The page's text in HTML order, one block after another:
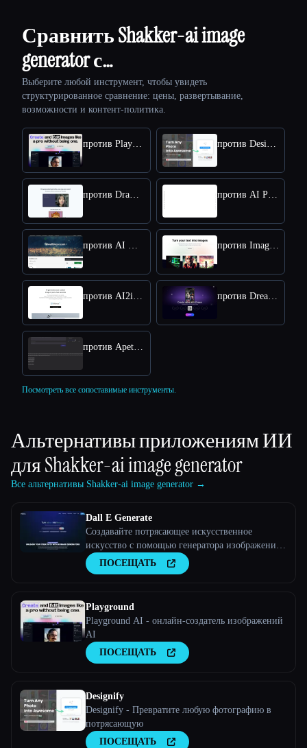
Сравнить Shakker-ai image
generator с…
Выберите любой инструмент, чтобы увидеть
структурированное сравнение: цены, развертывание,
возможности и контент-политика.
против Playground против Designify
против DrawAnyone против AI Picasso
против AI Wall Decor против Imaginator
против AI2image против Dreambooth
против Apeture
Посмотреть все сопоставимые инструменты.
Альтернативы приложениям ИИ
дляShakker-ai image generator
Все альтернативы Shakker-ai image generator →
Dall E Generate
Создавайте потрясающее искусственное
искусство с помощью генератора изображений
AI
ПОСЕЩАТЬ
Playground
Playground AI - онлайн-создатель изображений
AI
ПОСЕЩАТЬ
Designify
Designify - Превратите любую фотографию в
потрясающую
ПОСЕЩАТЬ